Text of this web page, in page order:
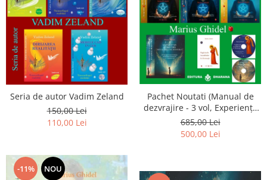
Seria de autor Vadim Zeland
150,00 Lei
110,00 Lei
Pachet Noutati (Manual de
dezvrajire - 3 vol, Experiențe
și amintiri, Rugăciunile
Luceafarului de dimineata) -
Marius Ghidel
685,00 Lei
500,00 Lei
-11% NOU